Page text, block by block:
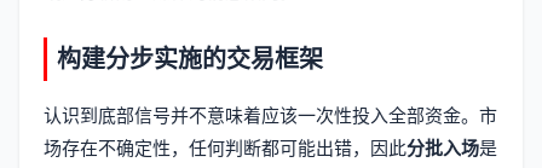
构建分步实施的交易框架
认识到底部信号并不意味着应该一次性投入全部资金。市
场存在不确定性，任何判断都可能出错，因此分批入场是